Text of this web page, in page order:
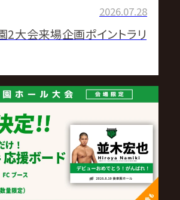
2026.07.28
2大会来場企画ポイントラリ